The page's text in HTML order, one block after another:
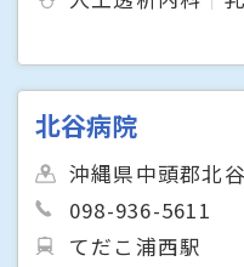
北谷病院
沖縄県中頭郡北
098-936-5611
てだこ浦西駅